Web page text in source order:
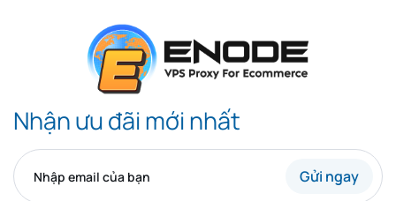
Nhận ưu đãi mới nhất
Gửi ngay